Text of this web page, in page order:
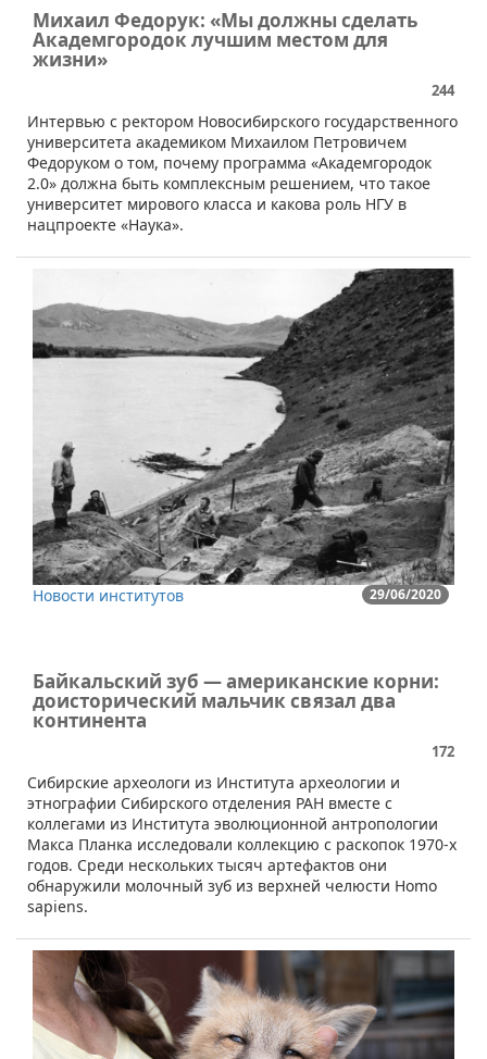
Михаил Федорук: «Мы должны сделать
Академгородок лучшим местом для
жизни»
244
Интервью с ректором Новосибирского государственного
университета академиком Михаилом Петровичем
Федоруком о том, почему программа «Академгородок
2.0» должна быть комплексным решением, что такое
университет мирового класса и какова роль НГУ в
нацпроекте «Наука».
29/06/2020
Новости институтов
Байкальский зуб — американские корни:
доисторический мальчик связал два
континента
172
Сибирские археологи из Института археологии и
этнографии Сибирского отделения РАН вместе с
коллегами из Института эволюционной антропологии
Макса Планка исследовали коллекцию с раскопок 1970-х
годов. Среди нескольких тысяч артефактов они
обнаружили молочный зуб из верхней челюсти Homo
sapiens.